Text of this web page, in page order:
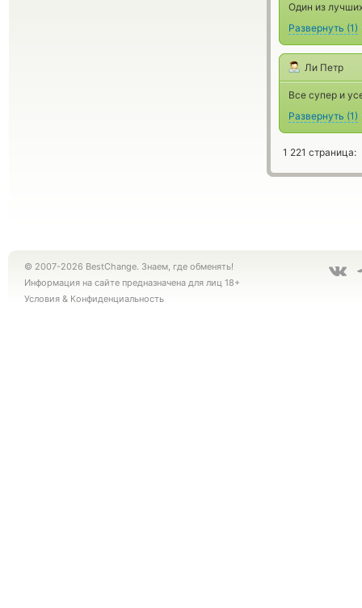
Один из
Развернуть (1)
Ли Петр
Все супер и
Развернуть (1)
1 221 страница:
© 2007-2026 BestChange. Знаем, где обменять!
Информация на сайте предназначена для лиц 18+
Условия & Конфиденциальность